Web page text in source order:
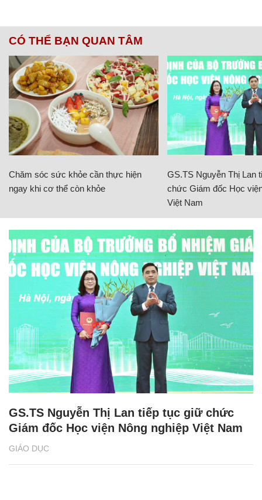
CÓ THỂ BẠN QUAN TÂM
Chăm sóc sức khỏe cần thực hiện
ngay khi cơ thể còn khỏe
GS.TS Nguyễn Thị Lan
chức Giám đốc Học
Việt Nam
GIÁO DỤC
GS.TS Nguyễn Thị Lan tiếp tục giữ chức
Giám đốc Học viện Nông nghiệp Việt Nam